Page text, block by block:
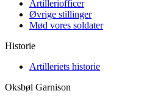
Artilleriofficer
Øvrige stillinger
Mød vores soldater
Historie
Artilleriets historie
Oksbøl Garnison